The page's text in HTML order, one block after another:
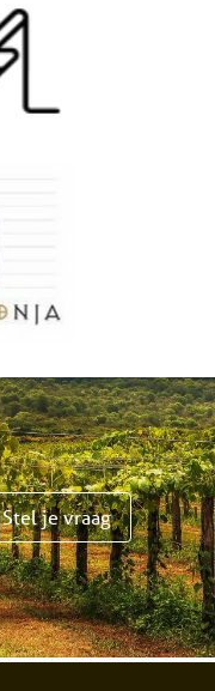
Stel je vraag